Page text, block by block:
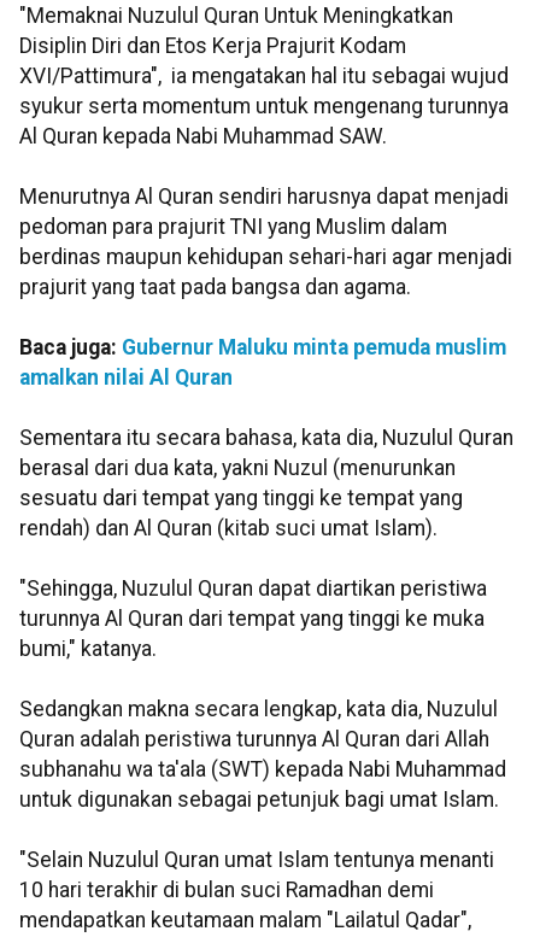
"Memaknai Nuzulul Quran Untuk Meningkatkan
Disiplin Diri dan Etos Kerja Prajurit Kodam
XVI/Pattimura", ia mengatakan hal itu sebagai wujud
syukur serta momentum untuk mengenang turunnya
Al Quran kepada Nabi Muhammad SAW.
Menurutnya Al Quran sendiri harusnya dapat menjadi
pedoman para prajurit TNI yang Muslim dalam
berdinas maupun kehidupan sehari-hari agar menjadi
prajurit yang taat pada bangsa dan agama.
Baca juga: Gubernur Maluku minta pemuda muslim
amalkan nilai Al Quran
Sementara itu secara bahasa, kata dia, Nuzulul Quran
berasal dari dua kata, yakni Nuzul (menurunkan
sesuatu dari tempat yang tinggi ke tempat yang
rendah) dan Al Quran (kitab suci umat Islam).
"Sehingga, Nuzulul Quran dapat diartikan peristiwa
turunnya Al Quran dari tempat yang tinggi ke muka
bumi," katanya.
Sedangkan makna secara lengkap, kata dia, Nuzulul
Quran adalah peristiwa turunnya Al Quran dari Allah
subhanahu wa ta'ala (SWT) kepada Nabi Muhammad
untuk digunakan sebagai petunjuk bagi umat Islam.
"Selain Nuzulul Quran umat Islam tentunya menanti
10 hari terakhir di bulan suci Ramadhan demi
mendapatkan keutamaan malam "Lailatul Qadar",